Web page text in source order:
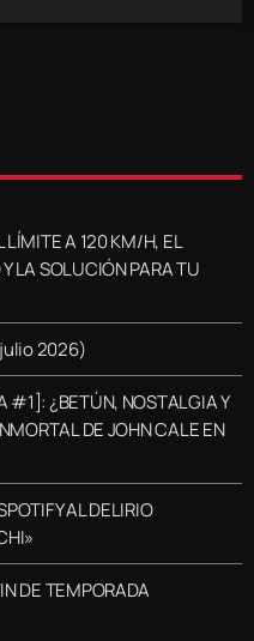
LÍMITE A 120 KM/H, EL
LA SOLUCIÓN PARA TU
julio 2026)
#1]: ¿BETÚN, NOSTALGIA Y
DE JOHN CALE EN
AL DELIRIO
DE TEMPORADA